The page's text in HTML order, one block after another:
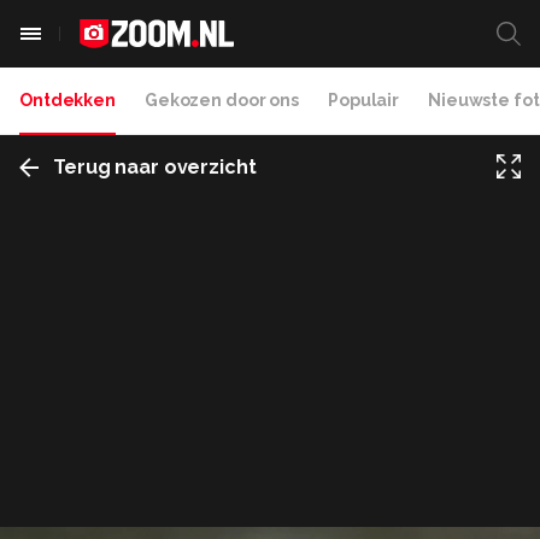
Ontdekken Gekozen door ons Populair Nieuwste
Terug naar overzicht